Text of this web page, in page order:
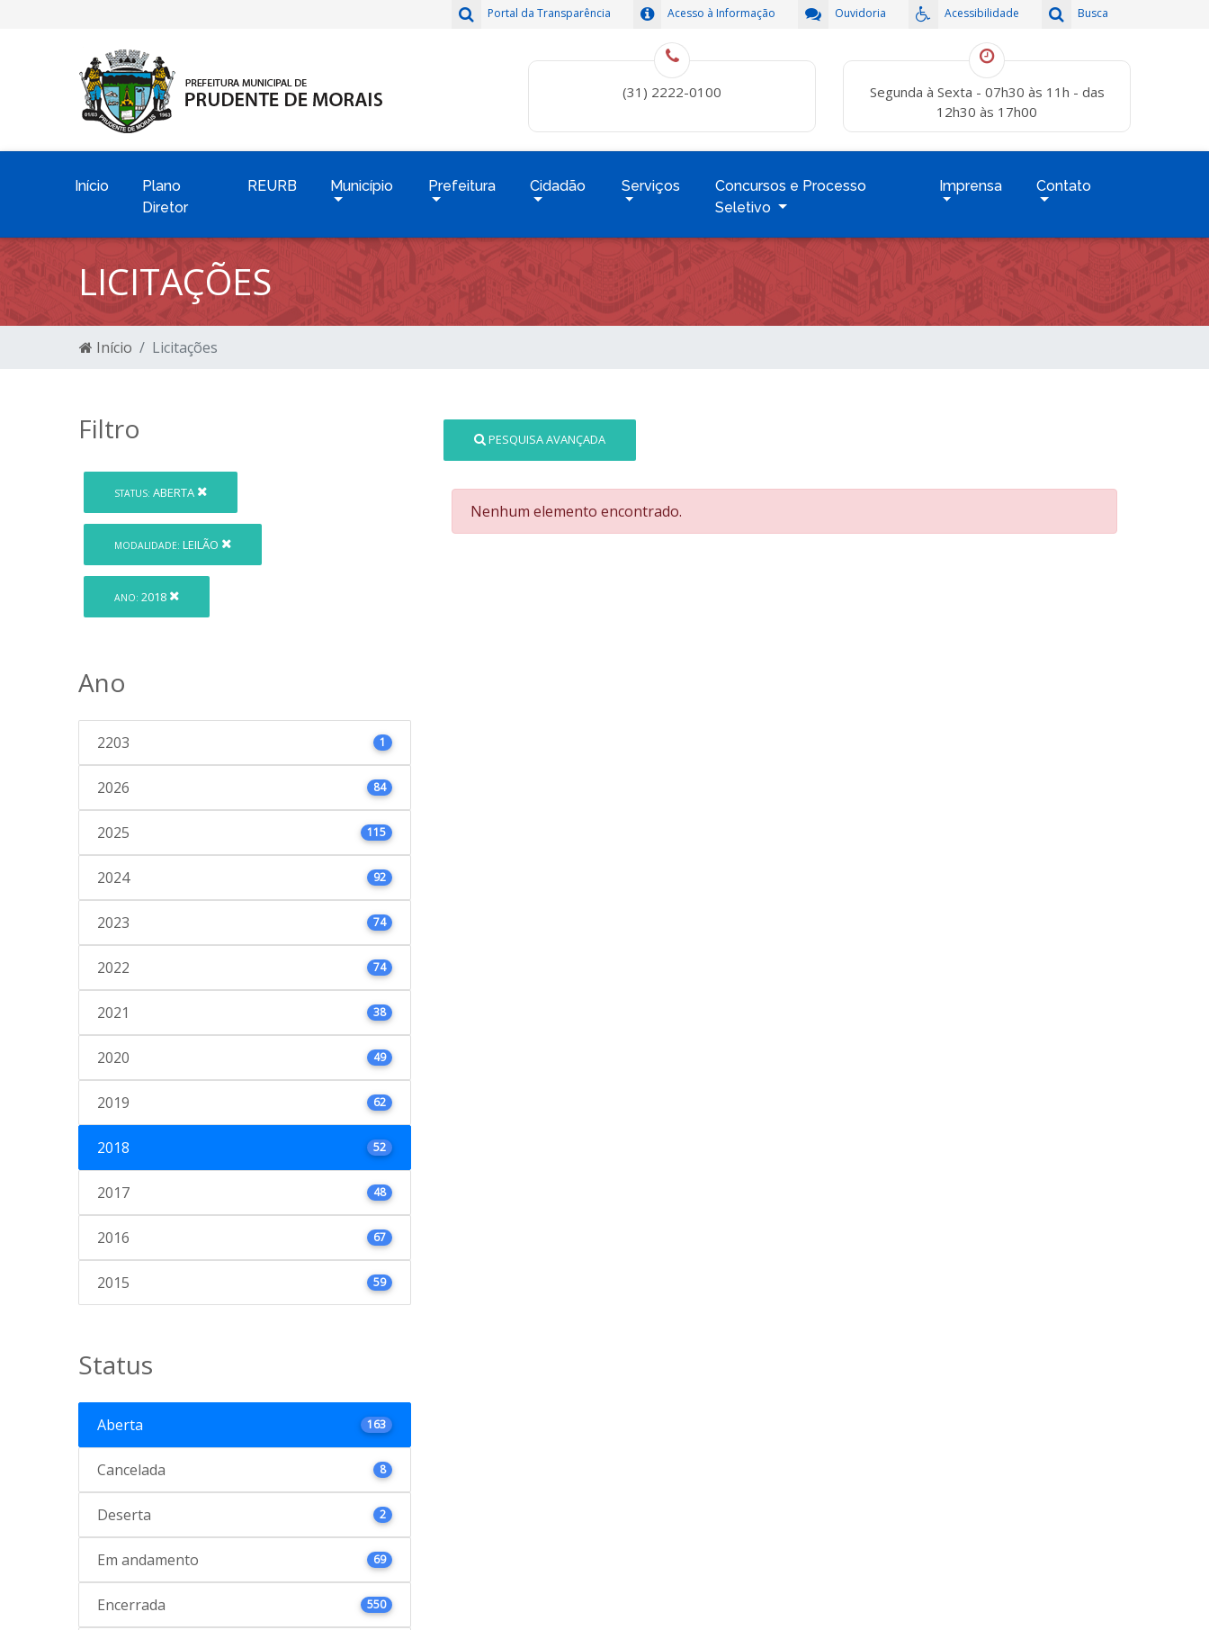
Busca
Acessibilidade
Ouvidoria
Acesso à Informação
Portal da Transparência
(31) 2222-0100
Segunda à Sexta - 07h30 às 11h - das
12h30 às 17h00
Início
Plano
Diretor
REURB Município Prefeitura Cidadão Serviços
Concursos e Processo
Seletivo
Imprensa Contato
LICITAÇÕES
Início Licitações
Filtro
STATUS: ABERTA
MODALIDADE: LEILÃO
ANO: 2018
Ano
2203 1
2026 84
2025 115
2024 92
2023 74
2022 74
2021 38
2020 49
2019 62
2018 52
2017 48
2016 67
2015 59
Status
Aberta 163
Cancelada 8
Deserta 2
Em andamento 69
Encerrada 550
PESQUISA AVANÇADA
Nenhum elemento encontrado.